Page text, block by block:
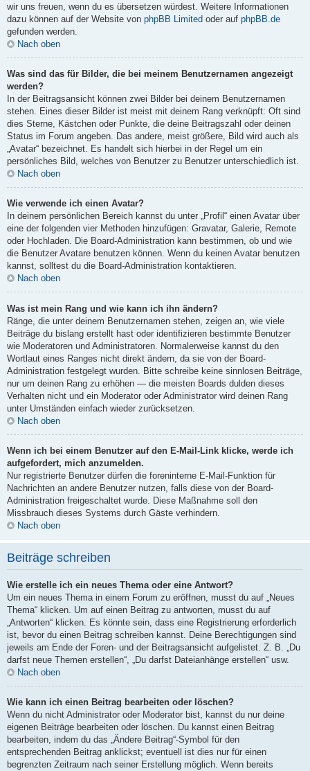
wir uns freuen, wenn du es übersetzen würdest. Weitere Informationen
dazu können auf der Website von phpBB Limited oder auf phpBB.de
gefunden werden.
Nach oben
Was sind das für Bilder, die bei meinem Benutzernamen angezeigt
werden?
In der Beitragsansicht können zwei Bilder bei deinem Benutzernamen
stehen. Eines dieser Bilder ist meist mit deinem Rang verknüpft: Oft sind
dies Sterne, Kästchen oder Punkte, die deine Beitragszahl oder deinen
Status im Forum angeben. Das andere, meist größere, Bild wird auch als
„Avatar“ bezeichnet. Es handelt sich hierbei in der Regel um ein
persönliches Bild, welches von Benutzer zu Benutzer unterschiedlich ist.
Nach oben
Wie verwende ich einen Avatar?
In deinem persönlichen Bereich kannst du unter „Profil“ einen Avatar über
eine der folgenden vier Methoden hinzufügen: Gravatar, Galerie, Remote
oder Hochladen. Die Board-Administration kann bestimmen, ob und wie
die Benutzer Avatare benutzen können. Wenn du keinen Avatar benutzen
kannst, solltest du die Board-Administration kontaktieren.
Nach oben
Was ist mein Rang und wie kann ich ihn ändern?
Ränge, die unter deinem Benutzernamen stehen, zeigen an, wie viele
Beiträge du bislang erstellt hast oder identifizieren bestimmte Benutzer
wie Moderatoren und Administratoren. Normalerweise kannst du den
Wortlaut eines Ranges nicht direkt ändern, da sie von der Board-
Administration festgelegt wurden. Bitte schreibe keine sinnlosen Beiträge,
nur um deinen Rang zu erhöhen — die meisten Boards dulden dieses
Verhalten nicht und ein Moderator oder Administrator wird deinen Rang
unter Umständen einfach wieder zurücksetzen.
Nach oben
Wenn ich bei einem Benutzer auf den E-Mail-Link klicke, werde ich
aufgefordert, mich anzumelden.
Nur registrierte Benutzer dürfen die foreninterne E-Mail-Funktion für
Nachrichten an andere Benutzer nutzen, falls diese von der Board-
Administration freigeschaltet wurde. Diese Maßnahme soll den
Missbrauch dieses Systems durch Gäste verhindern.
Nach oben
Beiträge schreiben
Wie erstelle ich ein neues Thema oder eine Antwort?
Um ein neues Thema in einem Forum zu eröffnen, musst du auf „Neues
Thema“ klicken. Um auf einen Beitrag zu antworten, musst du auf
„Antworten“ klicken. Es könnte sein, dass eine Registrierung erforderlich
ist, bevor du einen Beitrag schreiben kannst. Deine Berechtigungen sind
jeweils am Ende der Foren- und der Beitragsansicht aufgelistet. Z. B. „Du
darfst neue Themen erstellen“, „Du darfst Dateianhänge erstellen“ usw.
Nach oben
Wie kann ich einen Beitrag bearbeiten oder löschen?
Wenn du nicht Administrator oder Moderator bist, kannst du nur deine
eigenen Beiträge bearbeiten oder löschen. Du kannst einen Beitrag
bearbeiten, indem du das „Ändere Beitrag“-Symbol für den
entsprechenden Beitrag anklickst; eventuell ist dies nur für einen
begrenzten Zeitraum nach seiner Erstellung möglich. Wenn bereits